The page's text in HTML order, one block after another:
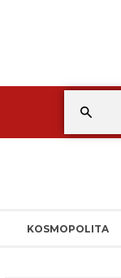
KOSMOPOLITA